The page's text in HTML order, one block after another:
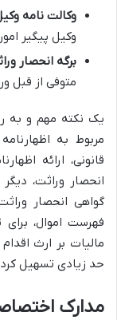
وکالت نامه
وکیل پیگیر
برگه انحصار
متوفی از قبل
یک نکته مهم و به
مربوط به
قانونی، ارائه
انحصار وراثت،
گواهی انحصار
فهرست اموال،
مالیات بر ارث اقدام
حد زیادی تسهیل
مدارک